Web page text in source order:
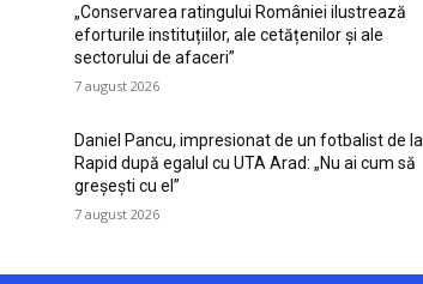
„Conservarea ratingului României ilustrează
eforturile instituțiilor, ale cetățenilor și ale
sectorului de afaceri”
7 august 2026
Daniel Pancu, impresionat de un fotbalist de la
Rapid după egalul cu UTA Arad: „Nu ai cum să
greșești cu el”
7 august 2026